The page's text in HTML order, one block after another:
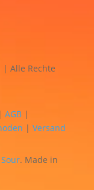
| Alle Rechte
| AGB|
|Versand
. Made in